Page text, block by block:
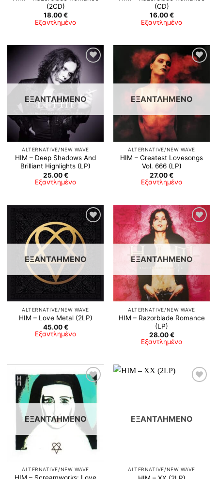
(2CD)
18.00€
Εξαντλημένο
(CD)
16.00€
Εξαντλημένο
ΕΞΑΝΤΛΗΜΈΝΟ
ALTERNATIVE/NEW WAVE
HIM – Deep Shadows And
Brilliant Highlights (LP)
25.00€
Εξαντλημένο
ΕΞΑΝΤΛΗΜΈΝΟ
ALTERNATIVE/NEW WAVE
HIM – Greatest Lovesongs
Vol. 666 (LP)
27.00€
Εξαντλημένο
ΕΞΑΝΤΛΗΜΈΝΟ
ALTERNATIVE/NEW WAVE
HIM – Love Metal (2LP)
45.00€
Εξαντλημένο
ΕΞΑΝΤΛΗΜΈΝΟ
ALTERNATIVE/NEW WAVE
HIM – Razorblade Romance
(LP)
28.00€
Εξαντλημένο
ΕΞΑΝΤΛΗΜΈΝΟ
ALTERNATIVE/NEW WAVE
ΕΞΑΝΤΛΗΜΈΝΟ
ALTERNATIVE/NEW WAVE